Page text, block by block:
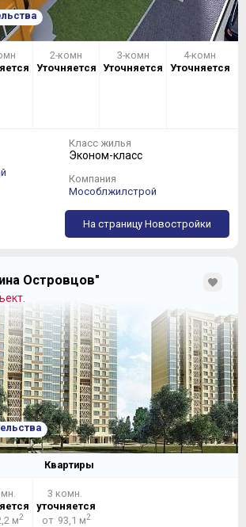
квартирам. Здесь
историю с обозначением «евро» и
тянет на нормальную
однокомнатную квартиру:
2-комн
Уточняется
3-комн
Уточняется
4-комн
Уточняется
Класс жилья
Эконом-класс
Компания
Мособлжилстрой
На страницу Новостройки
Островцов"
Квартиры
м2
3 комн.
уточняется
от 93,1 м2